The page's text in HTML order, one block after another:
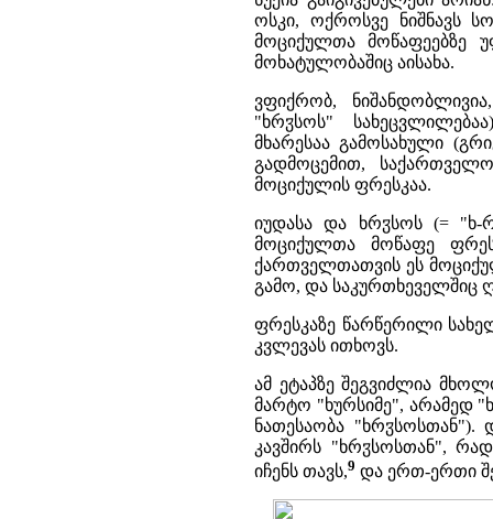
ოსკი, ოქროსვე ნიშნავს
მოციქულთა მოწაფეებზე
მოხატულობაშიც აისახა.
ვფიქრობ,
"ხრჳსოს"
მხარესაა გამოსახული
გადმოცემით,
მოციქულის ფრესკაა.
იუდასა და ხრჳსოს (= "ხ-
მოციქულთა მოწაფე
ქართველთათვის ეს
გამო, და საკურთხეველშიც
ფრესკაზე წარწერილი
კვლევას ითხოვს.
ამ ეტაპზე შეგვიძლია
მარტო "ხურსიმე", არამედ
ნათესაობა "ხრჳსოსთან").
კავშირს "ხრჳსოსთან",
იჩენს თავს,9 და ერთ-ერთი